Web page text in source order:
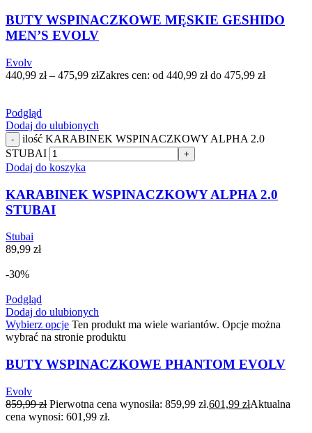
BUTY WSPINACZKOWE MĘSKIE GESHIDO
MEN’S EVOLV
Evolv
440,99 zł – 475,99 złZakres cen: od 440,99 zł do 475,99 zł
Podgląd
Dodaj do ulubionych
-
ilość KARABINEK WSPINACZKOWY ALPHA 2.0
STUBAI
+
Dodaj do koszyka
KARABINEK WSPINACZKOWY ALPHA 2.0
STUBAI
Stubai
89,99 zł
-30%
Podgląd
Dodaj do ulubionych
Wybierz opcje Ten produkt ma wiele wariantów. Opcje można
wybrać na stronie produktu
BUTY WSPINACZKOWE PHANTOM EVOLV
Evolv
859,99zł Pierwotna cena wynosiła: 859,99 zł.601,99 złAktualna
cena wynosi: 601,99 zł.